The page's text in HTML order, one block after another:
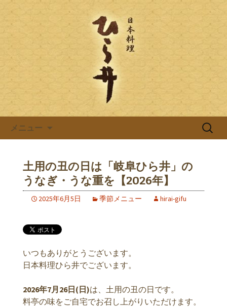
日本料理ひら井のブログ
岐阜県岐阜市の日本料理店「ひら井(ひ
らい)」は創業明治6年。受ける継がれ
る伝統と技を大切に、お客様へのおも
てなしをしております。ひら井に併設
する、蕎麦屋の「吉照庵(きっしょうあ
ん)」は、つなぎを一切使わない十割蕎
麦を提供。
メニュー
検
土用の丑の日は「岐阜ひら井」の
うなぎ・うな重を【2026年】
2025年6月5日 季節メニュー hirai-gifu
いつもありがとうございます。
日本料理ひら井でございます。
2026年7月26日(日)は、土用の丑の日です。
料亭の味をご自宅でお召し上がりいただけます。